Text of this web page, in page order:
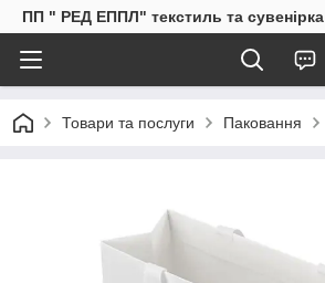
ПП " РЕД ЕППЛ" текстиль та сувенірка
Товари та послуги Паковання